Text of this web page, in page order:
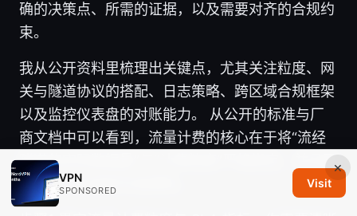
确的决策点、所需的证据，以及需要对齐的合规约
束。
我从公开资料里梳理出关键点，尤其关注粒度、网
关与隧道协议的搭配、日志策略、跨区域合规框架
以及监控仪表盘的对账能力。 从公开的标准与厂
商文档中可以看到，流量计费的核心在于将“流经
隧道的实际数据量”与“计费粒度”严格绑定，并且要
确保审计轨迹的可追溯性。
×
VPN
SPONSORED
Visit